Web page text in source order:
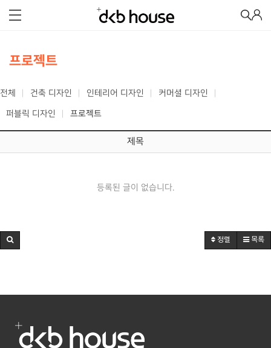
프로젝트
전체 건축 디자인 인테리어 디자인 커머셜 디자인
퍼블릭 디자인 프로젝트
제목
등록된 글이 없습니다.
정렬 목록